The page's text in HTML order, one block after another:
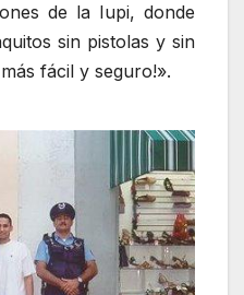
de la Iupi, donde
sin pistolas y sin
fácil y seguro!».